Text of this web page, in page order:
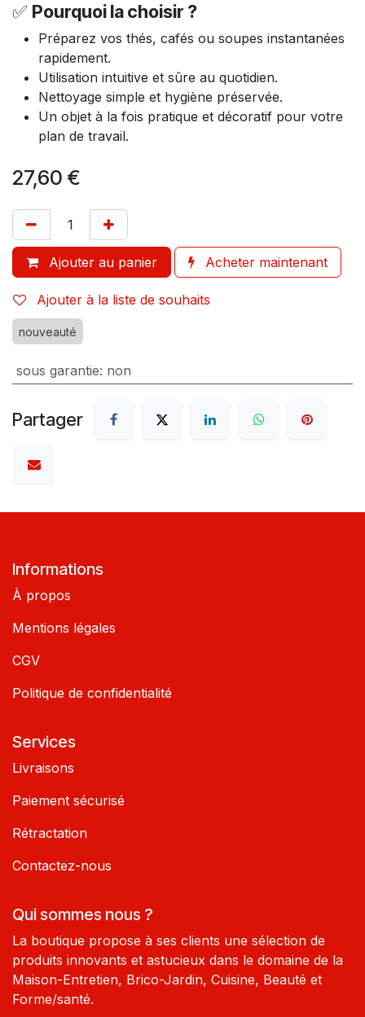
✅ Pourquoi la choisir ?
Préparez vos thés, cafés ou soupes instantanées
rapidement.
Utilisation intuitive et sûre au quotidien.
Nettoyage simple et hygiène préservée.
Un objet à la fois pratique et décoratif pour votre
plan de travail.
27,60 €
Ajouter au panier Acheter maintenant
Ajouter à la liste de souhaits
nouveauté
sous garantie: non
Partager
Informations
À propos
Mentions légales
CGV
Politique de confidentialité
Services
Livraisons
Paiement sécurisé
Rétractation
Contactez-nous
Qui sommes nous ?
La boutique propose à ses clients une sélection de
produits innovants et astucieux dans le domaine de la
Maison-Entretien, Brico-Jardin, Cuisine, Beauté et
Forme/santé.